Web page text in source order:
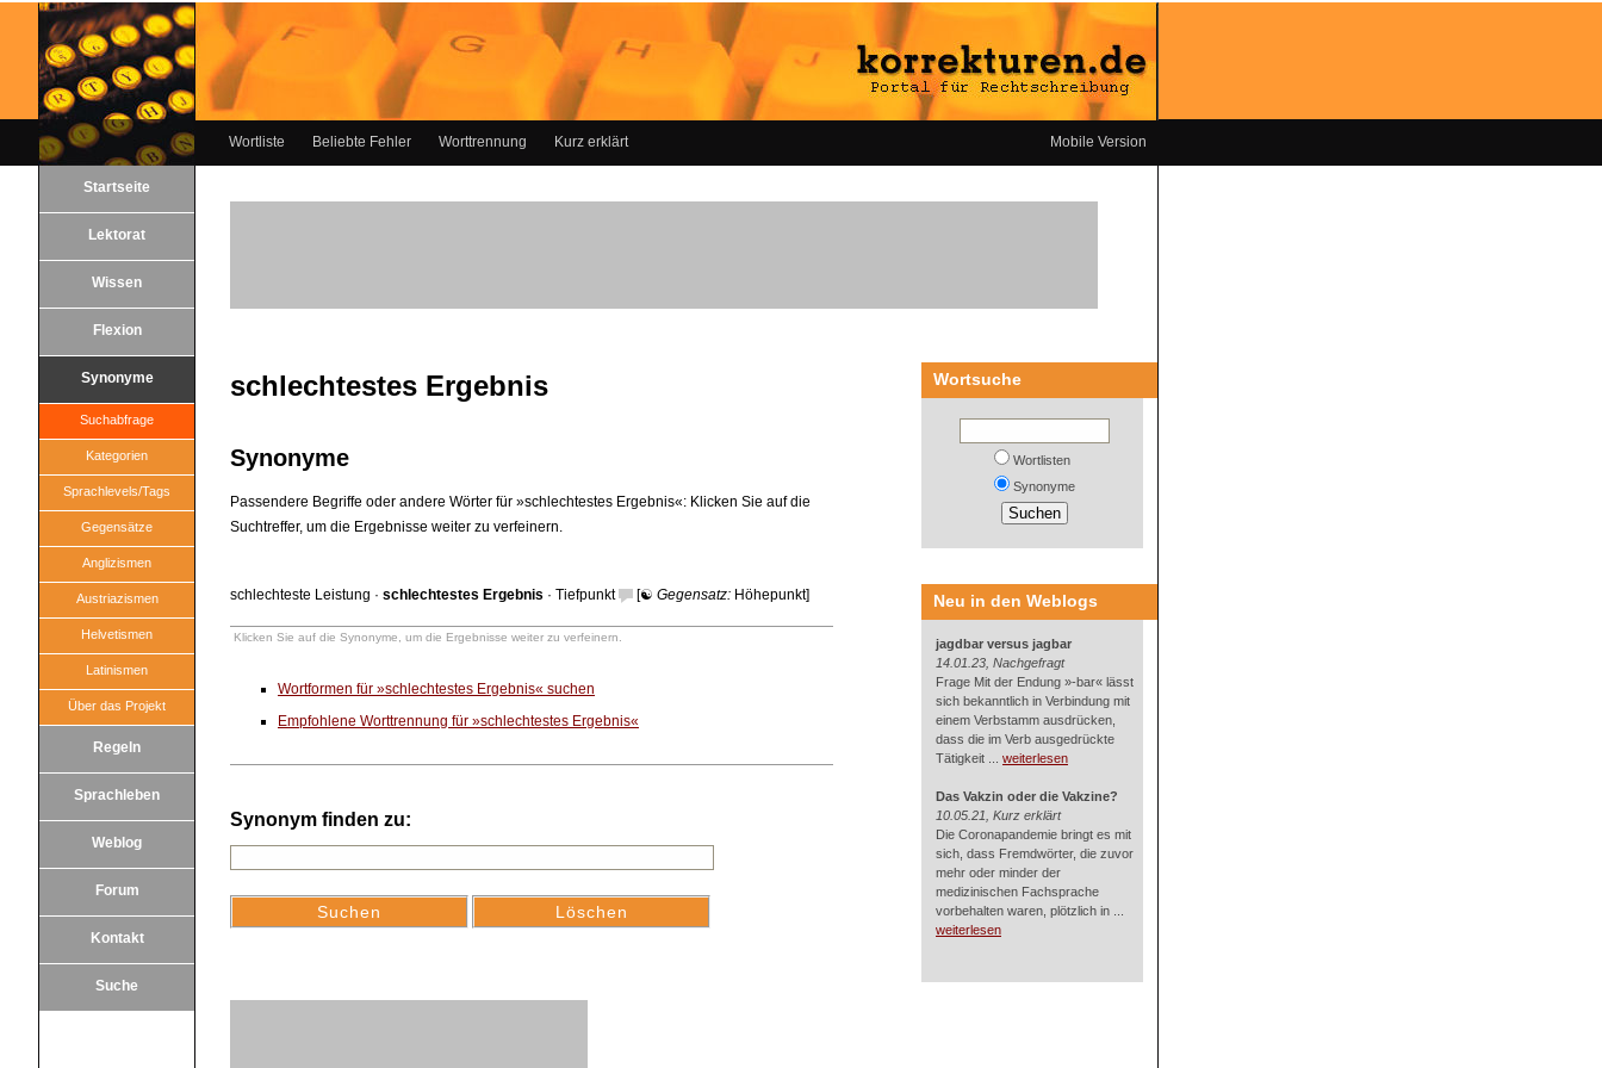
Wortliste Beliebte Fehler Worttrennung Kurz erklärt Mobile Version
Startseite
Lektorat
Wissen
Flexion
Synonyme
Suchabfrage
Kategorien
Sprachlevels/Tags
Gegensätze
Anglizismen
Austriazismen
Helvetismen
Latinismen
Über das Projekt
Regeln
Sprachleben
Weblog
Forum
Kontakt
Suche
schlechtestes Ergebnis
Synonyme
Passendere Begriffe oder andere Wörter für »schlechtestes Ergebnis«: Klicken Sie auf die
Suchtreffer, um die Ergebnisse weiter zu verfeinern.
schlechteste Leistung · schlechtestes Ergebnis · Tiefpunkt [☯ Gegensatz: Höhepunkt]
Klicken Sie auf die Synonyme, um die Ergebnisse weiter zu verfeinern.
Wortformen für »schlechtestes Ergebnis« suchen
Empfohlene Worttrennung für »schlechtestes Ergebnis«
Synonym finden zu:
Wortsuche
Wortlisten
Synonyme
Neu in den Weblogs
jagdbar versus jagbar
14.01.23, Nachgefragt
Frage Mit der Endung »-bar« lässt
sich bekanntlich in Verbindung mit
einem Verbstamm ausdrücken,
dass die im Verb ausgedrückte
Tätigkeit ... weiterlesen
Das Vakzin oder die Vakzine?
10.05.21, Kurz erklärt
Die Coronapandemie bringt es mit
sich, dass Fremdwörter, die zuvor
mehr oder minder der
medizinischen Fachsprache
vorbehalten waren, plötzlich in ...
weiterlesen